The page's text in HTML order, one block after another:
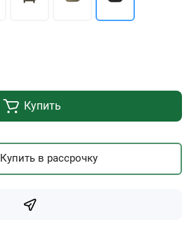
Купить
Купить в рассрочку